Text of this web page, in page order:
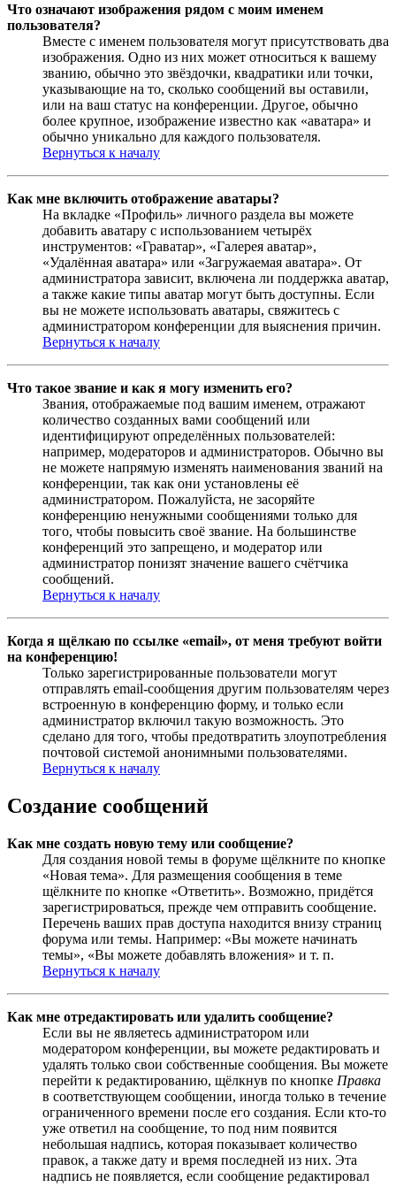
Что означают изображения рядом с моим именем
пользователя?
Вместе с именем пользователя могут присутствовать два
изображения. Одно из них может относиться к вашему
званию, обычно это звёздочки, квадратики или точки,
указывающие на то, сколько сообщений вы оставили,
или на ваш статус на конференции. Другое, обычно
более крупное, изображение известно как «аватара» и
обычно уникально для каждого пользователя.
Вернуться к началу
Как мне включить отображение аватары?
На вкладке «Профиль» личного раздела вы можете
добавить аватару с использованием четырёх
инструментов: «Граватар», «Галерея аватар»,
«Удалённая аватара» или «Загружаемая аватара». От
администратора зависит, включена ли поддержка аватар,
а также какие типы аватар могут быть доступны. Если
вы не можете использовать аватары, свяжитесь с
администратором конференции для выяснения причин.
Вернуться к началу
Что такое звание и как я могу изменить его?
Звания, отображаемые под вашим именем, отражают
количество созданных вами сообщений или
идентифицируют определённых пользователей:
например, модераторов и администраторов. Обычно вы
не можете напрямую изменять наименования званий на
конференции, так как они установлены её
администратором. Пожалуйста, не засоряйте
конференцию ненужными сообщениями только для
того, чтобы повысить своё звание. На большинстве
конференций это запрещено, и модератор или
администратор понизят значение вашего счётчика
сообщений.
Вернуться к началу
Когда я щёлкаю по ссылке «email», от меня требуют войти
на конференцию!
Только зарегистрированные пользователи могут
отправлять email-сообщения другим пользователям через
встроенную в конференцию форму, и только если
администратор включил такую возможность. Это
сделано для того, чтобы предотвратить злоупотребления
почтовой системой анонимными пользователями.
Вернуться к началу
Создание сообщений
Как мне создать новую тему или сообщение?
Для создания новой темы в форуме щёлкните по кнопке
«Новая тема». Для размещения сообщения в теме
щёлкните по кнопке «Ответить». Возможно, придётся
зарегистрироваться, прежде чем отправить сообщение.
Перечень ваших прав доступа находится внизу страниц
форума или темы. Например: «Вы можете начинать
темы», «Вы можете добавлять вложения» и т. п.
Вернуться к началу
Как мне отредактировать или удалить сообщение?
Если вы не являетесь администратором или
модератором конференции, вы можете редактировать и
удалять только свои собственные сообщения. Вы можете
перейти к редактированию, щёлкнув по кнопке Правка
в соответствующем сообщении, иногда только в течение
ограниченного времени после его создания. Если кто-то
уже ответил на сообщение, то под ним появится
небольшая надпись, которая показывает количество
правок, а также дату и время последней из них. Эта
надпись не появляется, если сообщение редактировал